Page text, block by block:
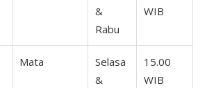
&
Rabu
WIB
Mata
Selasa
&
15.00
WIB